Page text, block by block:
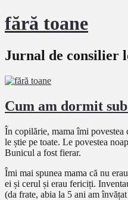
fără toane
Jurnal de consilier
Cum am dormit
În copilărie, mama îmi povestea
le știe pe toate. Le povestea
Bunicul a fost fierar.
Îmi mai spunea mama că nu
ei și cerul și erau fericiți.
(da frate, abia la 5 ani am